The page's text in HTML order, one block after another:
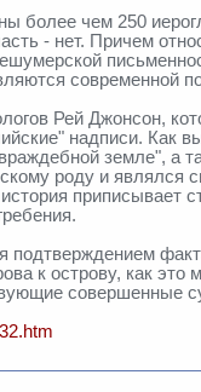
более чем 250
- нет. Причем
современной
Рей Джонсон,
надписи. Как
земле", а
роду и
приписывает
подтверждением
к острову, как
совершенные